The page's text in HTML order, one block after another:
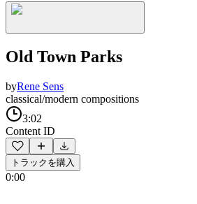
Old Town Parks
byRene Sens
classical/modern compositions
3:02
Content ID
トラックを購入
0:00